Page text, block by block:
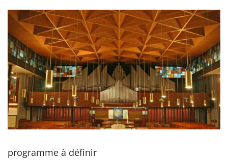
programme à définir